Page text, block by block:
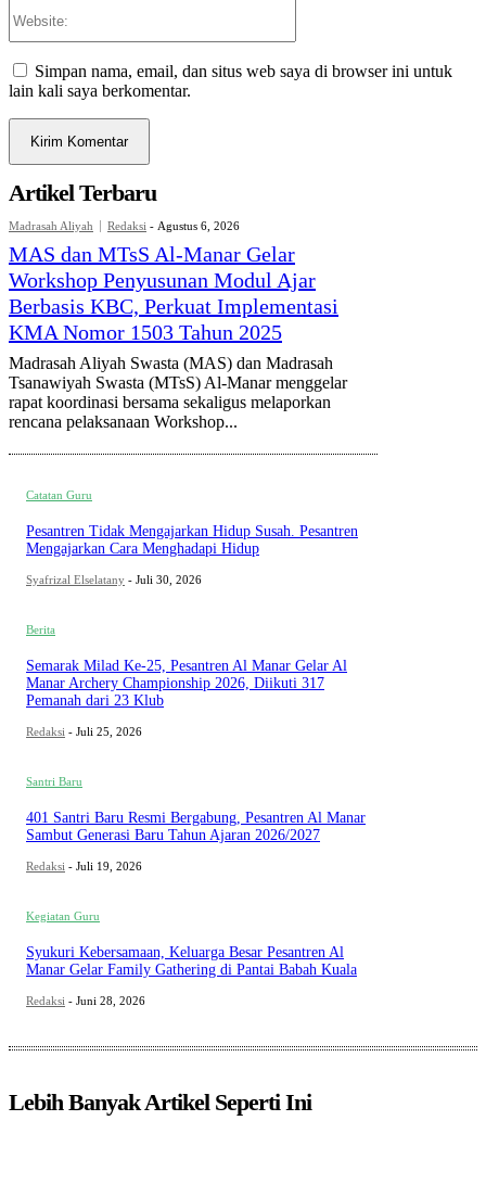
Simpan nama, email, dan situs web saya di browser ini untuk
lain kali saya berkomentar.
Artikel Terbaru
Madrasah Aliyah Redaksi - Agustus 6, 2026
MAS dan MTsS Al-Manar Gelar
Workshop Penyusunan Modul Ajar
Berbasis KBC, Perkuat Implementasi
KMA Nomor 1503 Tahun 2025
Madrasah Aliyah Swasta (MAS) dan Madrasah
Tsanawiyah Swasta (MTsS) Al-Manar menggelar
rapat koordinasi bersama sekaligus melaporkan
rencana pelaksanaan Workshop...
Catatan Guru
Pesantren Tidak Mengajarkan Hidup Susah. Pesantren
Mengajarkan Cara Menghadapi Hidup
Syafrizal Elselatany - Juli 30, 2026
Berita
Semarak Milad Ke-25, Pesantren Al Manar Gelar Al
Manar Archery Championship 2026, Diikuti 317
Pemanah dari 23 Klub
Redaksi - Juli 25, 2026
Santri Baru
401 Santri Baru Resmi Bergabung, Pesantren Al Manar
Sambut Generasi Baru Tahun Ajaran 2026/2027
Redaksi - Juli 19, 2026
Kegiatan Guru
Syukuri Kebersamaan, Keluarga Besar Pesantren Al
Manar Gelar Family Gathering di Pantai Babah Kuala
Redaksi - Juni 28, 2026
Lebih Banyak Artikel Seperti Ini